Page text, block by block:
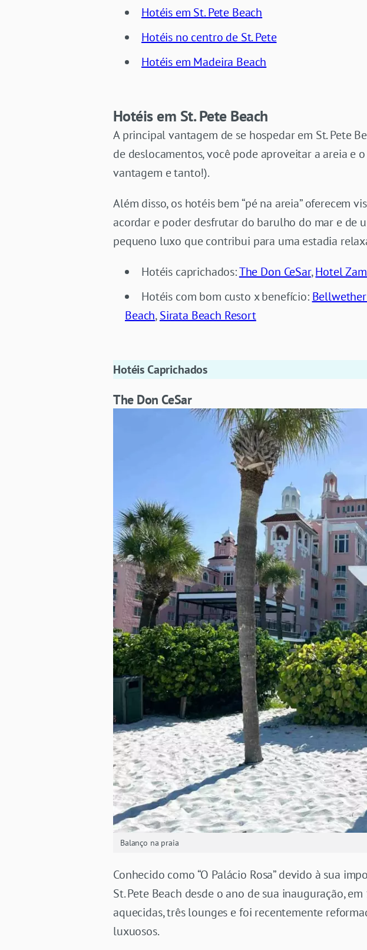
Hotéis em St. Pete Beach
Hotéis no centro de St. Pete
Hotéis em Madeira Beach
Hotéis em St. Pete Beach
A principal vantagem de se hospedar em St. Pete
de deslocamentos, você pode aproveitar a areia e
vantagem e tanto!).
Além disso, os hotéis bem “pé na areia” oferecem
acordar e poder desfrutar do barulho do mar e de
pequeno luxo que contribui para uma estadia
Hotéis caprichados:The Don CeSar,Hotel
Hotéis com bom custo x benefício:
Beach,Sirata Beach Resort
Hotéis Caprichados
The Don CeSar
Balanço na praia
Conhecido como “O Palácio Rosa” devido à sua
St. Pete Beach desde o ano de sua inauguração,
aquecidas, três lounges e foi recentemente
luxuosos.